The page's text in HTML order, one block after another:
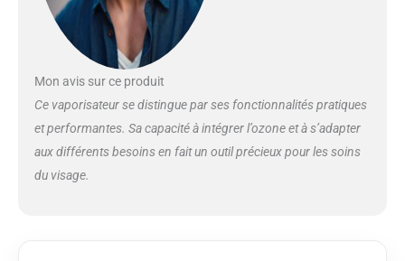
l'hydratation pour que
votre peau soit douce
une buse rotative qui
besoins de différents
angles. La conception
Mon avis sur ce produit
Ce vaporisateur se distingue par ses fonctionnalités pratiques
et performantes. Sa capacité à intégrer l’ozone et à s’adapter
aux différents besoins en fait un outil précieux pour les soins
du visage.